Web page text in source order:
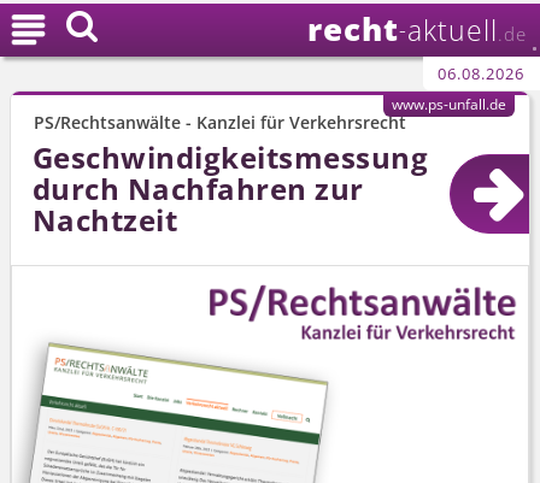
recht-aktuell .de
06.08.2026

PS/Rechtsanwälte - Kanzlei für Verkehrsrecht
Geschwindig­keitsmessung
durch Nachfahren zur
Nachtzeit
www.ps-unfall.de